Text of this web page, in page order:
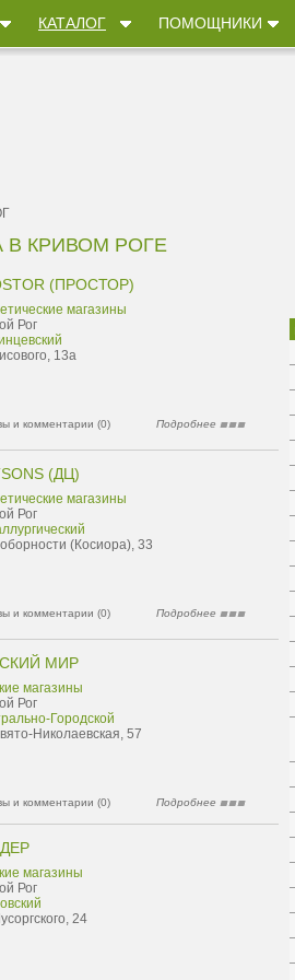
КАТАЛОГ ПОМОЩНИКИ
В КРИВОМ РОГЕ
(ПРОСТОР)
магазины
Рог
13а
и комментарии (0) Подробнее
(ДЦ)
магазины
Рог
(Косиора), 33
и комментарии (0) Подробнее
МИР
магазины
Рог
Городской
Николаевская, 57
и комментарии (0) Подробнее
магазины
Рог
24